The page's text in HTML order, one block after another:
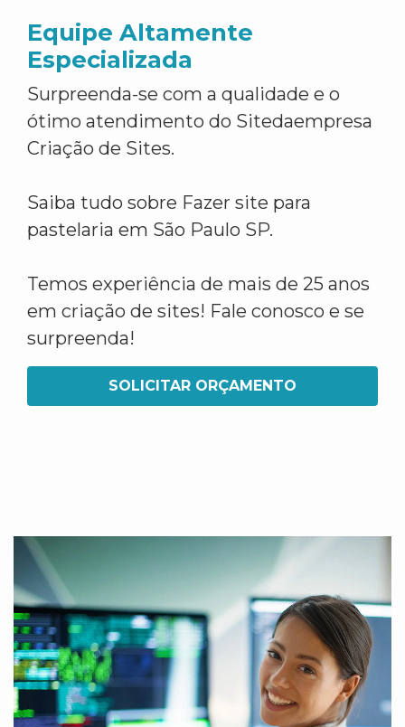
Equipe Altamente
Especializada
Surpreenda-se com a qualidade e o
ótimo atendimento do Sitedaempresa
Criação de Sites.
Saiba tudo sobre Fazer site para
pastelaria em São Paulo SP.
Temos experiência de mais de 25 anos
em criação de sites! Fale conosco e se
surpreenda!
SOLICITAR ORÇAMENTO